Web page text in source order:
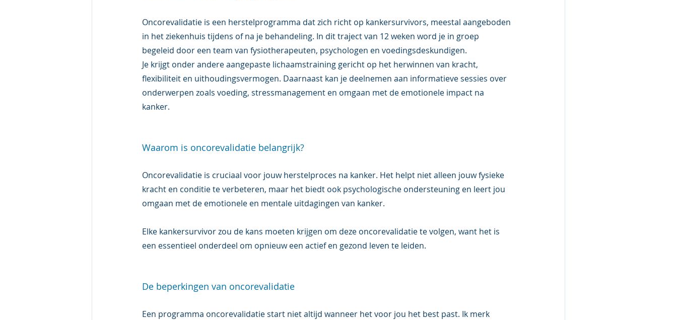
Oncorevalidatie is een herstelprogramma dat zich richt op kankersurvivors, meestal aangeboden
in het ziekenhuis tijdens of na je behandeling. In dit traject van 12 weken word je in groep
begeleid door een team van fysiotherapeuten, psychologen en voedingsdeskundigen.
Je krijgt onder andere aangepaste lichaamstraining gericht op het herwinnen van kracht,
flexibiliteit en uithoudingsvermogen. Daarnaast kan je deelnemen aan informatieve sessies over
onderwerpen zoals voeding, stressmanagement en omgaan met de emotionele impact na
kanker.
Waarom is oncorevalidatie belangrijk?
Oncorevalidatie is cruciaal voor jouw herstelproces na kanker. Het helpt niet alleen jouw fysieke
kracht en conditie te verbeteren, maar het biedt ook psychologische ondersteuning en leert jou
omgaan met de emotionele en mentale uitdagingen van kanker.
Elke kankersurvivor zou de kans moeten krijgen om deze oncorevalidatie te volgen, want het is
een essentieel onderdeel om opnieuw een actief en gezond leven te leiden.
De beperkingen van oncorevalidatie
Een programma oncorevalidatie start niet altijd wanneer het voor jou het best past. Ik merk